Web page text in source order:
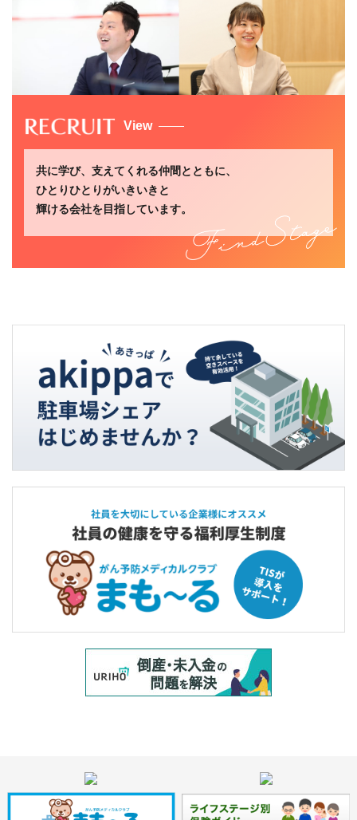
View
共に学び、支えてくれる仲間とともに、
ひとりひとりがいきいきと
輝ける会社を目指しています。